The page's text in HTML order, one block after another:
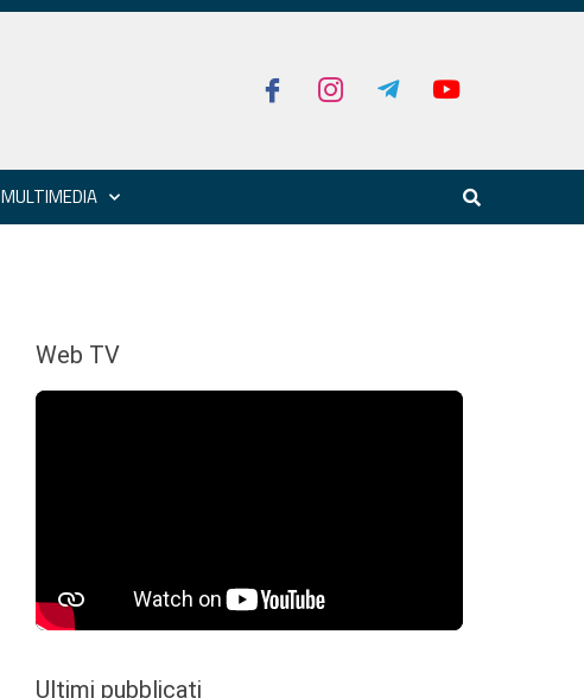
MULTIMEDIA
Web TV
Ultimi pubblicati